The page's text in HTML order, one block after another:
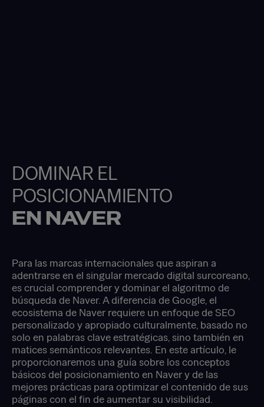
DOMINAR EL
POSICIONAMIENTO
EN NAVER
Para las marcas internacionales que aspiran a
adentrarse en el singular mercado digital surcoreano,
es crucial comprender y dominar el algoritmo de
búsqueda de Naver. A diferencia de Google, el
ecosistema de Naver requiere un enfoque de SEO
personalizado y apropiado culturalmente, basado no
solo en palabras clave estratégicas, sino también en
matices semánticos relevantes. En este artículo, le
proporcionaremos una guía sobre los conceptos
básicos del posicionamiento en Naver y de las
mejores prácticas para optimizar el contenido de sus
páginas con el fin de aumentar su visibilidad.